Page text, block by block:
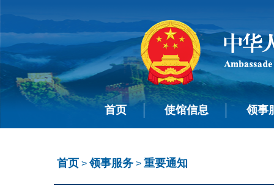
首页 使馆信息 领事
首页 >领事服务 > 重要通知